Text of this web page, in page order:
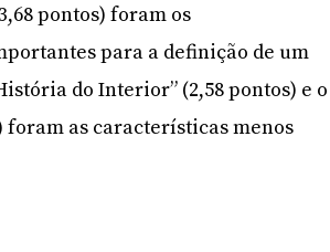
pontos) foram os
para a definição de um
do Interior” (2,58 pontos) e o
foram as características menos